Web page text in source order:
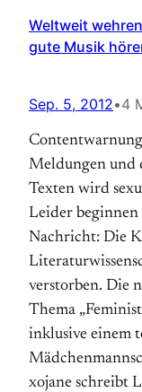
Weltweit
gute Musik
Sep. 5, 2012•4
Meldungen und
Texten wird
Leider
Nachricht: Die
verstorben. Die
Thema
inklusive einem
xojane schreibt